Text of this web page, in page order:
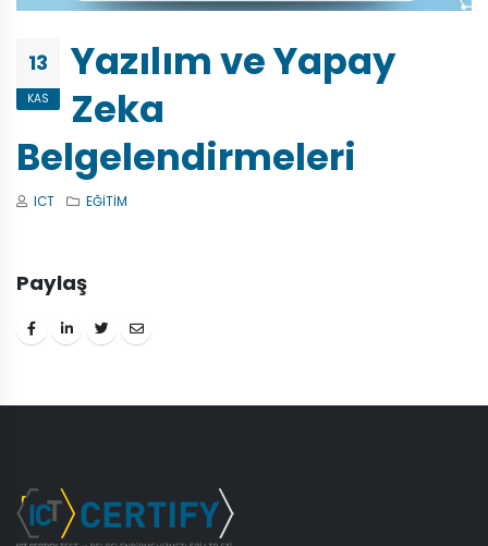
13
KAS
Yazılım ve Yapay
Zeka
Belgelendirmeleri
ICT EĞİTİM
Paylaş